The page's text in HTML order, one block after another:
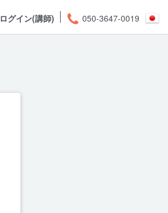
050-3647-0019
ログイン(講師)